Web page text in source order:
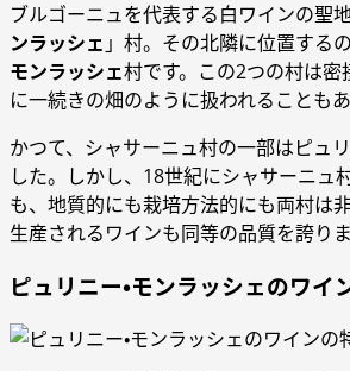
ブルゴーニュを代表する白ワインの聖
ンラッシェ 」村。その北隣に位置するの
モンラッシェ村です。この2つの村は
に一続きの畑のように扱われることもあ
かつて、シャサーニュ村の一部はピュ
した。しかし、18世紀にシャサーニュ
も、地質的にも栽培方法的にも両村は
生産されるワインも同等の品質を誇りま
ピュリニー・モンラッシェのワイ